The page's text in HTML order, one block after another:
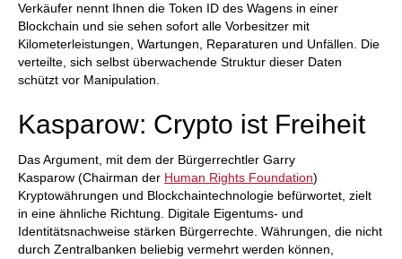
Verkäufer nennt Ihnen die Token ID des Wagens in einer
Blockchain und sie sehen sofort alle Vorbesitzer mit
Kilometerleistungen, Wartungen, Reparaturen und Unfällen. Die
verteilte, sich selbst überwachende Struktur dieser Daten
schützt vor Manipulation.
Kasparow: Crypto ist Freiheit
Das Argument, mit dem der Bürgerrechtler Garry
Kasparow (Chairman der Human Rights Foundation)
Kryptowährungen und Blockchaintechnologie befürwortet, zielt
in eine ähnliche Richtung. Digitale Eigentums- und
Identitätsnachweise stärken Bürgerrechte. Währungen, die nicht
durch Zentralbanken beliebig vermehrt werden können,